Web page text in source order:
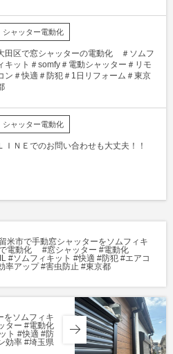
シャッター電動化
田区で窓シャッターの電動化 ＃ソムフ
キット＃somfy＃電動シャッター＃リモ
ン＃快適＃防犯＃1日リフォーム＃東京
シャッター電動化
ＩＮＥでのお問い合わせも大丈夫！！
米市で手動窓シャッターをソムフィキ
電動化 #窓シャッター #電動化
#ソムフィキット #快適 #防犯 #エアコ
率アップ #害虫防止 #東京都
をソムフィキ
ター #電動化
ト #快適 #防
効率 #埼玉県